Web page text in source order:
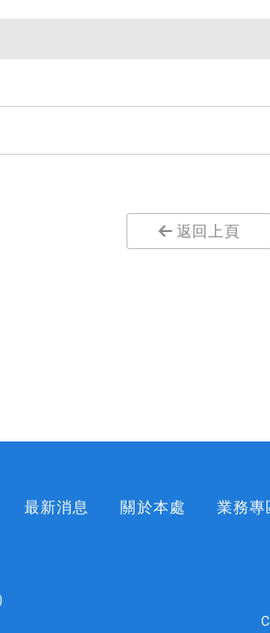
返回上頁
最新消息 關於本處 業務專